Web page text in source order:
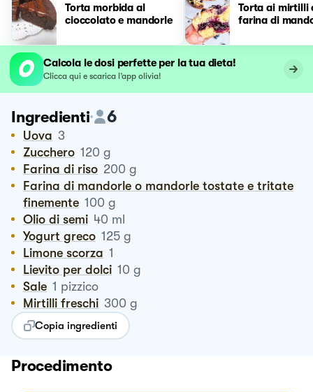
Torta morbida al
cioccolato e mandorle
Torta ai mirtilli
farina di
Calcola le dosi perfette per la tua dieta!
Clicca qui e scarica l’app olivia!
Ingredienti 6
Uova 3
Zucchero 120 g
Farina di riso 200 g
Farina di mandorle o mandorle tostate e tritate
finemente 100 g
Olio di semi 40 ml
Yogurt greco 125 g
Limone scorza 1
Lievito per dolci 10 g
Sale 1 pizzico
Mirtilli freschi 300 g
Copia ingredienti
Procedimento